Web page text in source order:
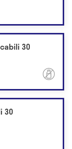
30
30